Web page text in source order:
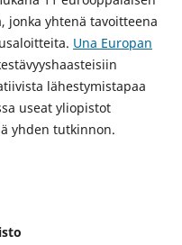
jonka yhtenä tavoitteena
Una Europan
lähestymistapaa
useat yliopistot
yhden tutkinnon.